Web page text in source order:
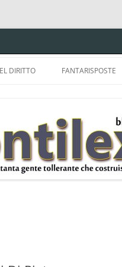
DIRITTO
DELLA LDA 633.
E
FANTARISPOSTE